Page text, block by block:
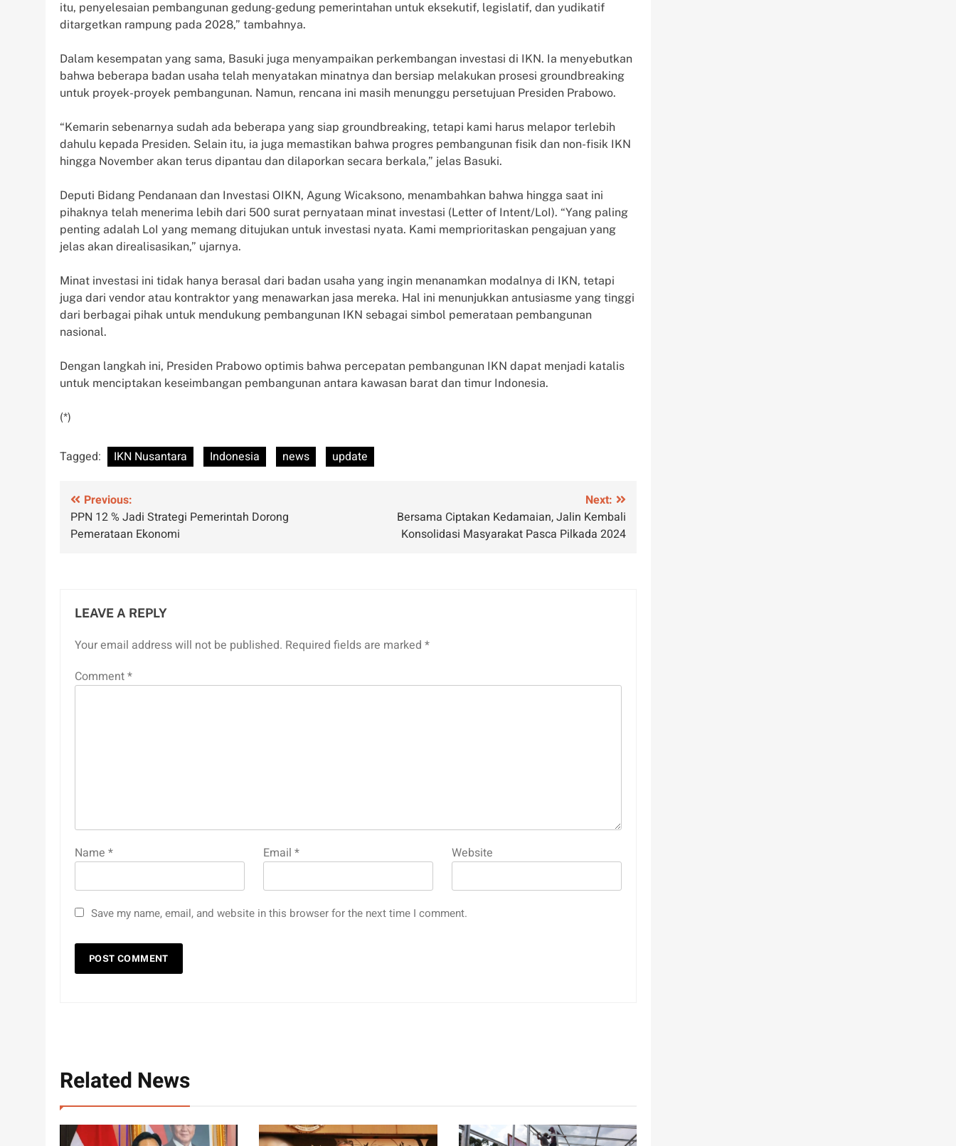
itu, penyelesaian pembangunan gedung-gedung pemerintahan untuk eksekutif, legislatif, dan yudikatif
ditargetkan rampung pada 2028,” tambahnya.
Dalam kesempatan yang sama, Basuki juga menyampaikan perkembangan investasi di IKN. Ia menyebutkan
bahwa beberapa badan usaha telah menyatakan minatnya dan bersiap melakukan prosesi groundbreaking
untuk proyek-proyek pembangunan. Namun, rencana ini masih menunggu persetujuan Presiden Prabowo.
“Kemarin sebenarnya sudah ada beberapa yang siap groundbreaking, tetapi kami harus melapor terlebih
dahulu kepada Presiden. Selain itu, ia juga memastikan bahwa progres pembangunan fisik dan non-fisik IKN
hingga November akan terus dipantau dan dilaporkan secara berkala,” jelas Basuki.
Deputi Bidang Pendanaan dan Investasi OIKN, Agung Wicaksono, menambahkan bahwa hingga saat ini
pihaknya telah menerima lebih dari 500 surat pernyataan minat investasi (Letter of Intent/LoI). “Yang paling
penting adalah LoI yang memang ditujukan untuk investasi nyata. Kami memprioritaskan pengajuan yang
jelas akan direalisasikan,” ujarnya.
Minat investasi ini tidak hanya berasal dari badan usaha yang ingin menanamkan modalnya di IKN, tetapi
juga dari vendor atau kontraktor yang menawarkan jasa mereka. Hal ini menunjukkan antusiasme yang tinggi
dari berbagai pihak untuk mendukung pembangunan IKN sebagai simbol pemerataan pembangunan
nasional.
Dengan langkah ini, Presiden Prabowo optimis bahwa percepatan pembangunan IKN dapat menjadi katalis
untuk menciptakan keseimbangan pembangunan antara kawasan barat dan timur Indonesia.
(*)
Tagged: IKN Nusantara Indonesia news update
Post
navigation
Previous:
PPN 12 % Jadi Strategi Pemerintah Dorong
Pemerataan Ekonomi
Next:
Bersama Ciptakan Kedamaian, Jalin Kembali
Konsolidasi Masyarakat Pasca Pilkada 2024
LEAVE A REPLY
Your email address will not be published. Required fields are marked *
Comment*
Name * Email* Website
Save my name, email, and website in this browser for the next time I comment.
Related News